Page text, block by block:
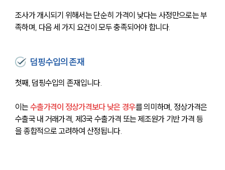
조사가 개시되기 위해서는 단순히 가격이 낮다는 사정만으로는 부
족하며, 다음 세 가지 요건이 모두 충족되어야 합니다.
덤핑수입의 존재
첫째, 덤핑수입의 존재입니다.
이는 수출가격이 정상가격보다 낮은 경우를 의미하며, 정상가격은
수출국 내 거래가격, 제3국 수출가격 또는 제조원가 기반 가격 등
을 종합적으로 고려하여 산정됩니다.